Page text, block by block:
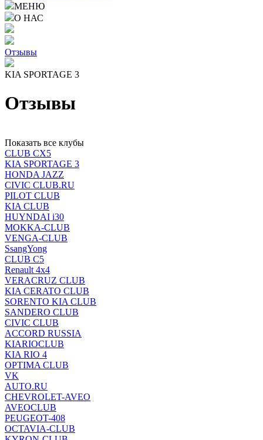
МЕНЮ
О НАС
Отзывы
KIA SPORTAGE 3
Отзывы
Показать все клубы
CLUB CX5
KIA SPORTAGE 3
HONDA JAZZ
CIVIC CLUB.RU
PILOT CLUB
KIA CLUB
HUYNDAI i30
MOKKA-CLUB
VENGA-CLUB
SsangYong
CLUB C5
Renault 4x4
VERACRUZ CLUB
KIA CERATO CLUB
SORENTO KIA CLUB
SANDERO CLUB
CIVIC CLUB
ACCORD RUSSIA
KIARIOCLUB
KIA RIO 4
OPTIMA CLUB
VK
AUTO.RU
CHEVROLET-AVEO
AVEOCLUB
PEUGEOT-408
OCTAVIA-CLUB